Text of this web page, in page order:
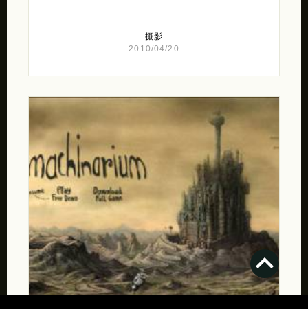
摄影
2010/04/20